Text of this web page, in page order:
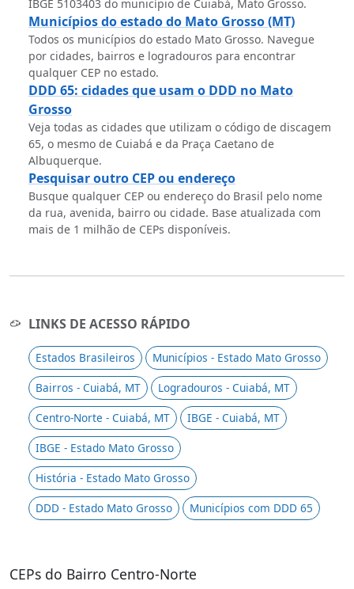
IBGE 5103403 do município de Cuiabá, Mato Grosso.
Municípios do estado do Mato Grosso (MT)
Todos os municípios do estado Mato Grosso. Navegue
por cidades, bairros e logradouros para encontrar
qualquer CEP no estado.
DDD 65: cidades que usam o DDD no Mato
Grosso
Veja todas as cidades que utilizam o código de discagem
65, o mesmo de Cuiabá e da Praça Caetano de
Albuquerque.
Pesquisar outro CEP ou endereço
Busque qualquer CEP ou endereço do Brasil pelo nome
da rua, avenida, bairro ou cidade. Base atualizada com
mais de 1 milhão de CEPs disponíveis.
LINKS DE ACESSO RÁPIDO
Estados Brasileiros
Municípios - Estado Mato Grosso
Bairros - Cuiabá, MT
Logradouros - Cuiabá, MT
Centro-Norte - Cuiabá, MT
IBGE - Cuiabá, MT
IBGE - Estado Mato Grosso
História - Estado Mato Grosso
DDD - Estado Mato Grosso
Municípios com DDD 65
CEPs do Bairro Centro-Norte